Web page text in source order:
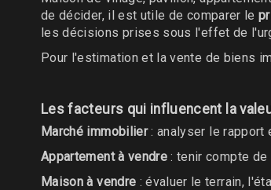
de décider, il est utile de comparer le
les décisions prises sous l'effet de
Pour l'estimation et la vente de biens
Les facteurs qui influencent la
Marché immobilier: analyser le rapport
Appartement à vendre : tenir compte
Maison à vendre : évaluer le terrain,